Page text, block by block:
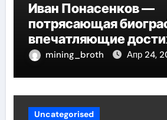
Иван Понасенков —
потрясающая
впечатляющие
mining_broth Апр 24,
Uncategorised